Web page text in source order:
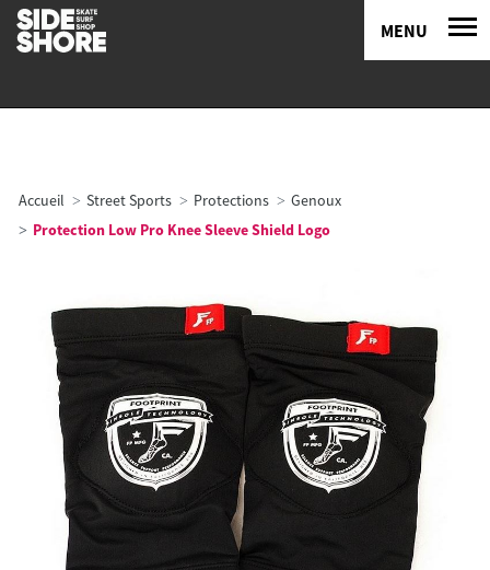
MENU
Accueil Street Sports Protections
Genoux
Protection Low Pro Knee Sleeve Shield Logo